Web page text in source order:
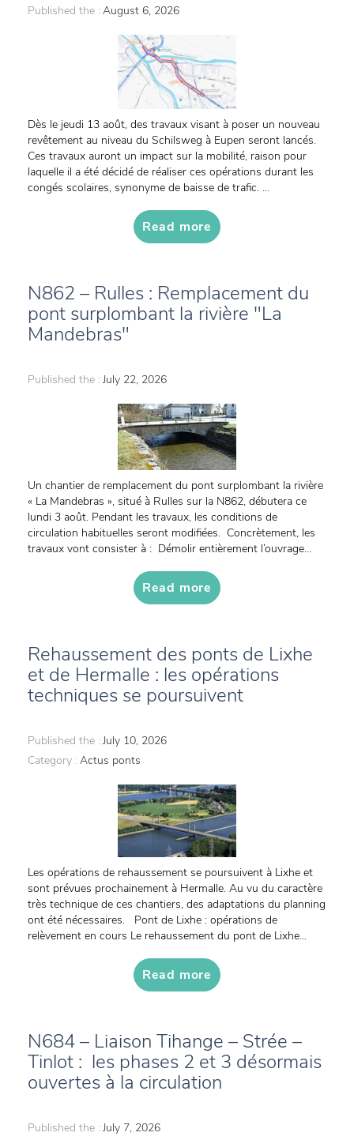
Published the : August 6, 2026
Dès le jeudi 13 août, des travaux visant à poser un nouveau
revêtement au niveau du Schilsweg à Eupen seront lancés.
Ces travaux auront un impact sur la mobilité, raison pour
laquelle il a été décidé de réaliser ces opérations durant les
congés scolaires, synonyme de baisse de trafic. ...
Read more
N862 – Rulles : Remplacement du
pont surplombant la rivière "La
Mandebras"
Published the : July 22, 2026
Un chantier de remplacement du pont surplombant la rivière
« La Mandebras », situé à Rulles sur la N862, débutera ce
lundi 3 août. Pendant les travaux, les conditions de
circulation habituelles seront modifiées. Concrètement, les
travaux vont consister à : Démolir entièrement l’ouvrage...
Read more
Rehaussement des ponts de Lixhe
et de Hermalle : les opérations
techniques se poursuivent
Published the : July 10, 2026
Category : Actus ponts
Les opérations de rehaussement se poursuivent à Lixhe et
sont prévues prochainement à Hermalle. Au vu du caractère
très technique de ces chantiers, des adaptations du planning
ont été nécessaires. Pont de Lixhe : opérations de
relèvement en cours Le rehaussement du pont de Lixhe...
Read more
N684 – Liaison Tihange – Strée –
Tinlot : les phases 2 et 3 désormais
ouvertes à la circulation
Published the : July 7, 2026